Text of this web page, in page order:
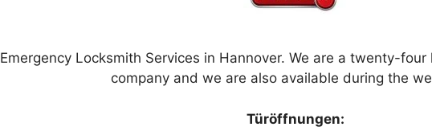
Emergency Locksmith Services in Hannover. We are a twenty-
company and we are also available during the
Türöffnungen: